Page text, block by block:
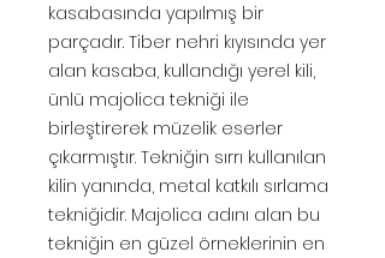
kasabasında yapılmış bir
parçadır. Tiber nehri kıyısında yer
alan kasaba, kullandığı yerel kili,
ünlü majolica tekniği ile
birleştirerek müzelik eserler
çıkarmıştır. Tekniğin sırrı kullanılan
kilin yanında, metal katkılı sırlama
tekniğidir. Majolica adını alan bu
tekniğin en güzel örneklerinin en